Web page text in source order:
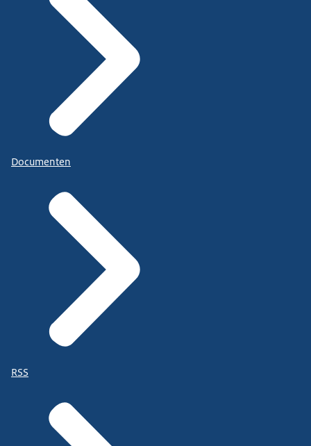
Documenten
RSS